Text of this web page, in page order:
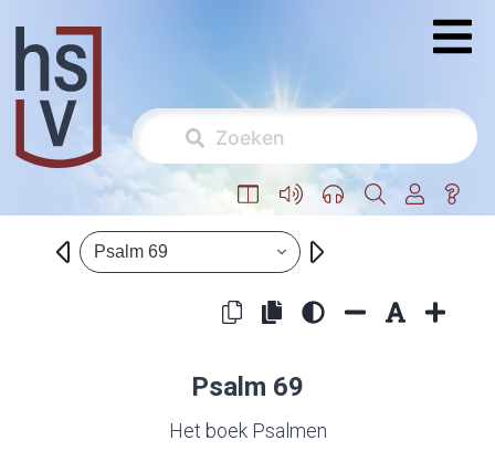
Psalm 69
Psalm 69
Het boek Psalmen